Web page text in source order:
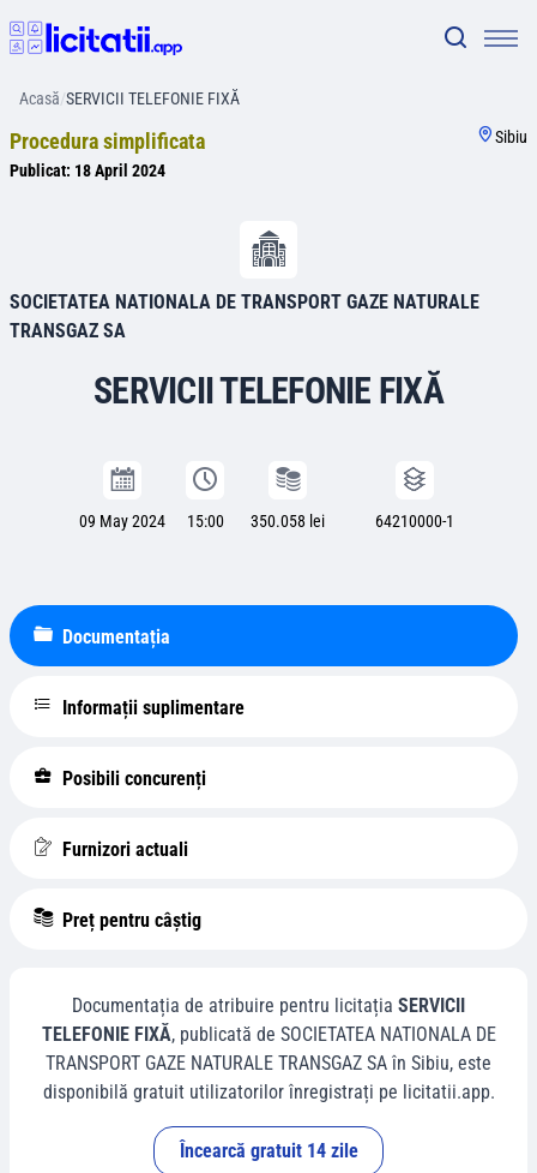
Acasă/SERVICII TELEFONIE FIXĂ
Procedura simplificata
Publicat: 18 April 2024
Sibiu
SOCIETATEA NATIONALA DE TRANSPORT GAZE NATURALE
TRANSGAZ SA
SERVICII TELEFONIE FIXĂ
09 May 2024 15:00 350.058 lei 64210000-1
Documentația
Informații suplimentare
Posibili concurenți
Furnizori actuali
Preț pentru câștig
Documentația de atribuire pentru licitația SERVICII
TELEFONIE FIXĂ, publicată de SOCIETATEA NATIONALA DE
TRANSPORT GAZE NATURALE TRANSGAZ SA în Sibiu, este
disponibilă gratuit utilizatorilor înregistrați pe licitatii.app.
Încearcă gratuit 14 zile